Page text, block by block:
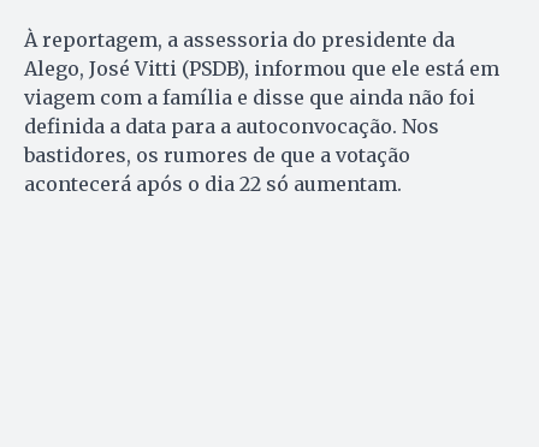
À reportagem, a assessoria do presidente da
Alego, José Vitti (PSDB), informou que ele está em
viagem com a família e disse que ainda não foi
definida a data para a autoconvocação. Nos
bastidores, os rumores de que a votação
acontecerá após o dia 22 só aumentam.